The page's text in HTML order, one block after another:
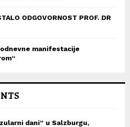
ODGOVORNOST PROF. DR
manifestacije
dani” u Salzburgu,